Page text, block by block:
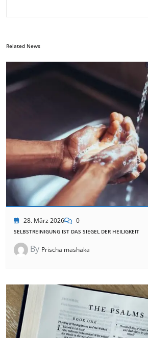
Related News
28. März 2026 0
SELBSTREINIGUNG IST DAS SIEGEL DER HEILIGKEIT
By Prischa mashaka